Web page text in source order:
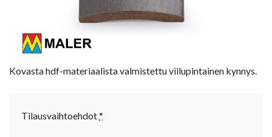
Kovasta hdf-materiaalista valmistettu viilupintainen kynnys.
Tilausvaihtoehdot*